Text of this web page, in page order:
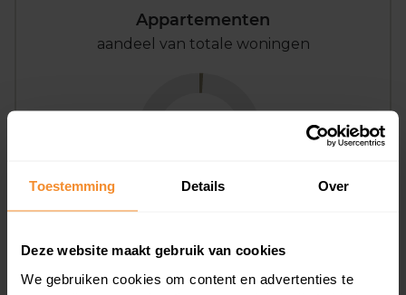
Toestemming Details Over
Deze website maakt gebruik van cookies
We gebruiken cookies om content en advertenties te
Appartementen
aandeel van totale woningen